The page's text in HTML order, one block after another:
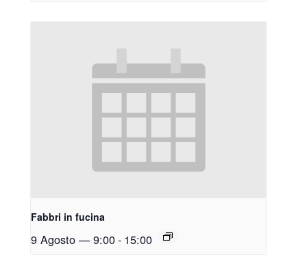
Fabbri in fucina
9 Agosto — 9:00- 15:00